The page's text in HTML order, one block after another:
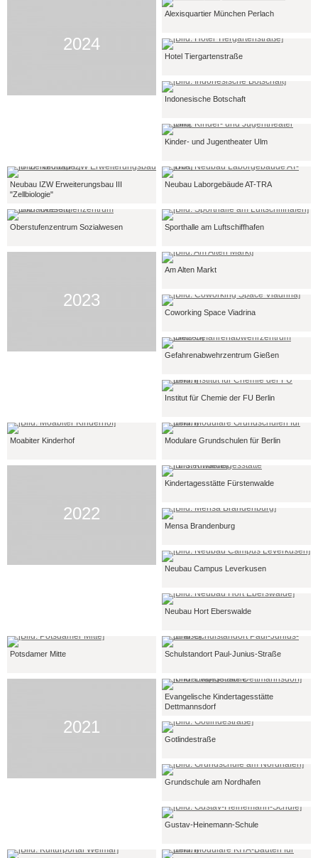
2024
Alexisquartier München Perlach
Hotel Tiergartenstraße
Indonesische Botschaft
Kinder- und Jugentheater Ulm
Neubau IZW Erweiterungsbau III
"Zellbiologie"
Neubau Laborgebäude AT-TRA
Oberstufenzentrum Sozialwesen Sporthalle am Luftschiffhafen
2023
Am Alten Markt
Coworking Space Viadrina
Gefahrenabwehrzentrum Gießen
Institut für Chemie der FU Berlin
Moabiter Kinderhof Modulare Grundschulen für Berlin
2022
Kindertagesstätte Fürstenwalde
Mensa Brandenburg
Neubau Campus Leverkusen
Neubau Hort Eberswalde
Potsdamer Mitte Schulstandort Paul-Junius-Straße
2021
Evangelische Kindertagesstätte
Dettmannsdorf
Gotlindestraße
Grundschule am Nordhafen
Gustav-Heinemann-Schule